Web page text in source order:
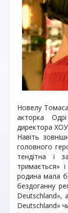
Новелу
акторка
директора
Навіть
головного
тендітна і
тримається»
родина мала
бездоганну
Deutschland»,
Deutschland»